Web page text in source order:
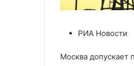
РИА Новости
Москва допускает